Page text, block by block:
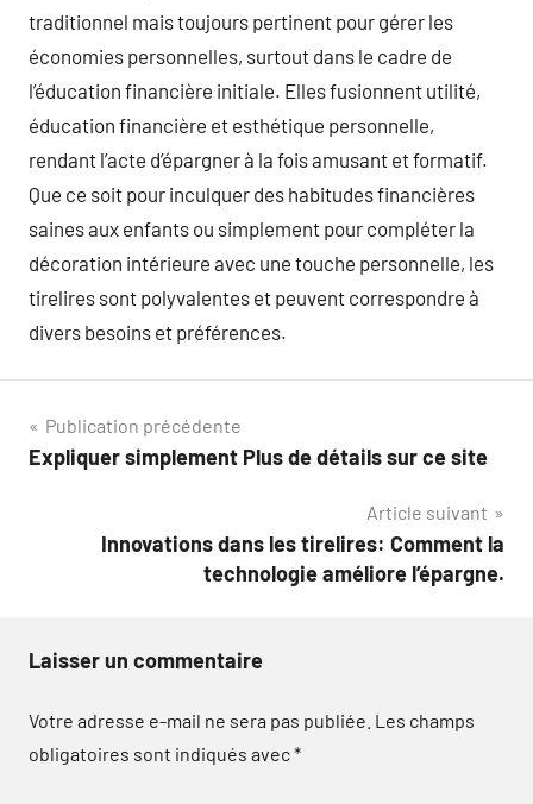
traditionnel mais toujours pertinent pour gérer les
économies personnelles, surtout dans le cadre de
l’éducation financière initiale. Elles fusionnent utilité,
éducation financière et esthétique personnelle,
rendant l’acte d’épargner à la fois amusant et formatif.
Que ce soit pour inculquer des habitudes financières
saines aux enfants ou simplement pour compléter la
décoration intérieure avec une touche personnelle, les
tirelires sont polyvalentes et peuvent correspondre à
divers besoins et préférences.
Navigation
de
Publication précédente
Expliquer simplement Plus de détails sur ce site
Article suivant
Innovations dans les tirelires: Comment la
technologie améliore l’épargne.
Laisser un commentaire
Votre adresse e-mail ne sera pas publiée. Les champs
obligatoires sont indiqués avec*